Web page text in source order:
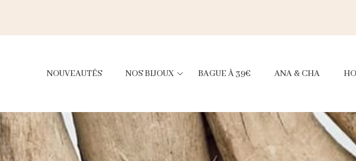
NOUVEAUTÉS NOS BIJOUX BAGUE À 39€ ANA & CHA